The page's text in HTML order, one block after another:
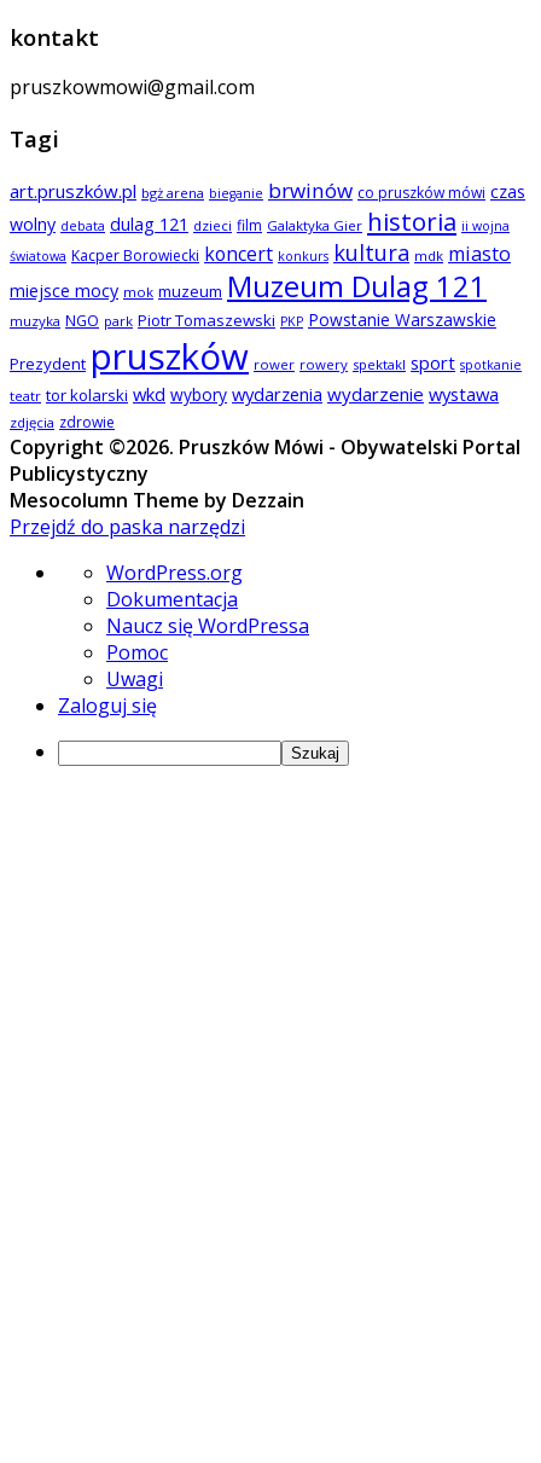
kontakt
pruszkowmowi@gmail.com
Tagi
art.pruszków.pl bgż arena bieganie brwinów co pruszków mówi czas
wolny debata dulag 121 dzieci film Galaktyka Gier historia ii wojna
światowa Kacper Borowiecki koncert konkurs kultura mdk miasto
miejsce mocy mok muzeum Muzeum Dulag 121
muzyka NGO park Piotr Tomaszewski PKP Powstanie Warszawskie
Prezydent pruszków rower rowery spektakl sport spotkanie
teatr tor kolarski wkd wybory wydarzenia wydarzenie wystawa
zdjęcia zdrowie
Copyright ©2026. Pruszków Mówi - Obywatelski Portal
Publicystyczny
Mesocolumn Theme by Dezzain
Przejdź do paska narzędzi
WordPressie
WordPress.org
Dokumentacja
Naucz się WordPressa
Pomoc
Uwagi
Zaloguj się
Szukaj